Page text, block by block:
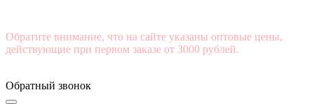
Обратите внимание, что на сайте указаны оптовые цены,
действующие при первом заказе от 3000 рублей.
Обратный звонок